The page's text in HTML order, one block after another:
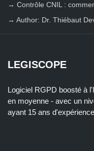
→ Contrôle CNIL :
→ Author: Dr. Thiébaut
LEGISCOPE
Logiciel RGPD boosté à
en moyenne - avec un
ayant 15 ans